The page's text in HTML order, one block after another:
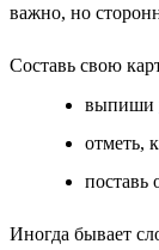
важно, но
Составь свою
выпиши
отметь,
поставь
Иногда бывает